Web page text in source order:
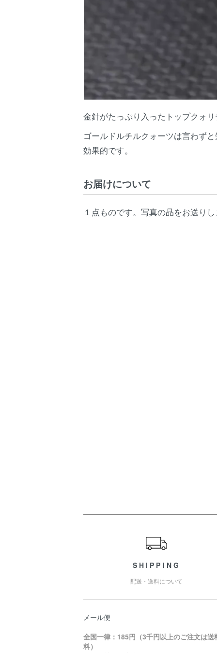
金針がたっぷり入ったトップクォ
ゴールドルチルクォーツは言わず
効果的です。
お届けについて
１点ものです。写真の品をお送り
SHIPPING
配送・送料について
メール便
全国一律：185円（3千円以上のご注文は送
料）